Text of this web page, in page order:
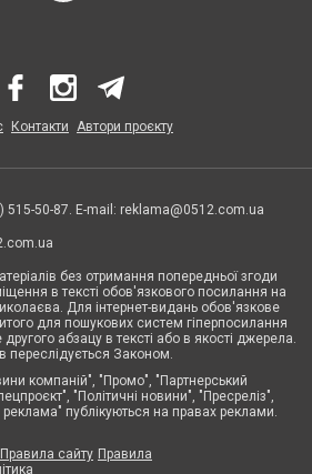
Контакти Автори проєкту
515-50-87. E-mail: reklama@0512.com.ua
без отримання попередньої згоди
в тексті обов'язкового посилання на
Для інтернет-видань обов'язкове
для пошукових систем гіперпосилання
абзацу в тексті або в якості джерела.
переслідується Законом.
компаній", "Промо", "Партнерський
"Політичні новини", "Пресреліз",
реклама" публікуються на правах реклами.
Правила сайту Правила